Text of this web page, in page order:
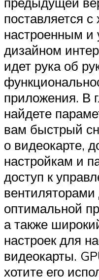
поставляется
настроенным
дизайном
идет рука об
приложения. В
найдете
вам быстрый
о видеокарте,
настройкам и
доступ к
оптимальной
а также
настроек для
видеокарты.
хотите его